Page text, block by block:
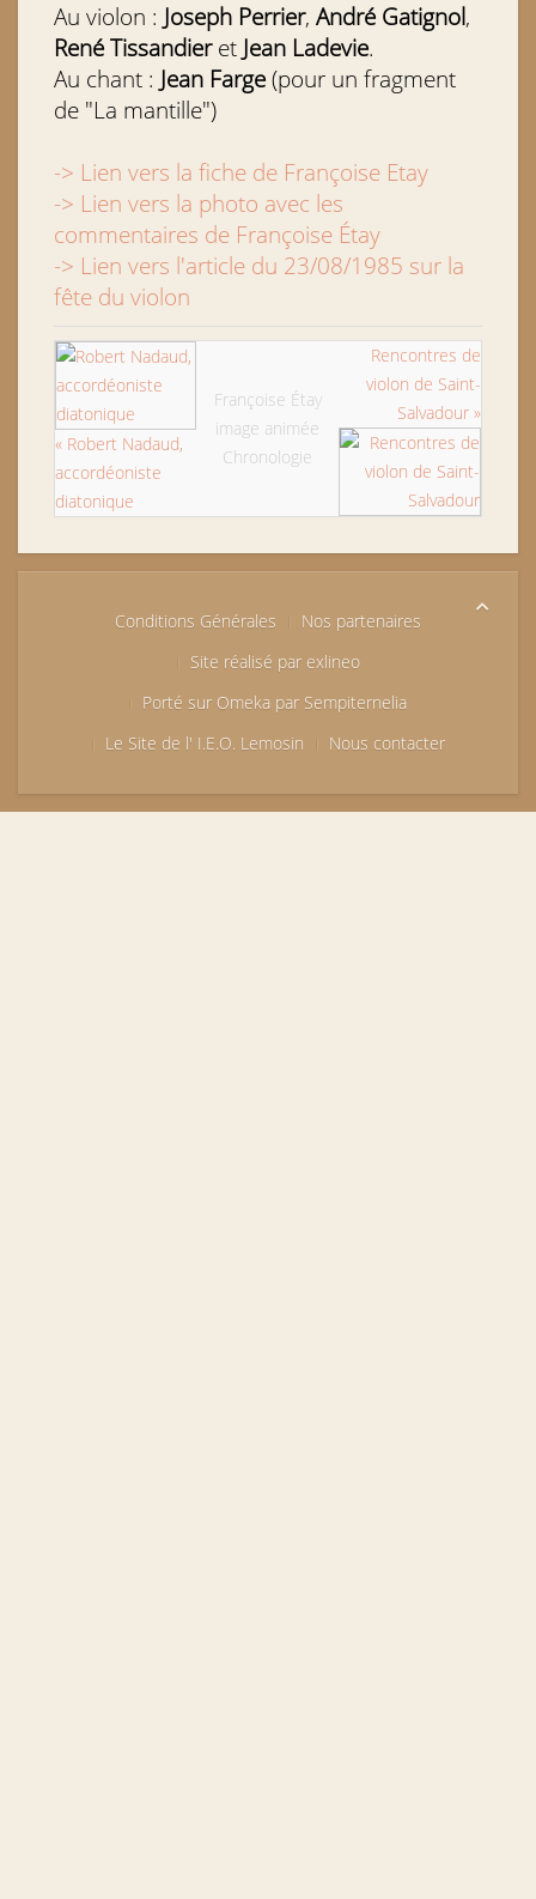
Au violon : Joseph Perrier, André Gatignol,
René Tissandier et Jean Ladevie.
Au chant : Jean Farge (pour un fragment
de "La mantille")
-> Lien vers la fiche de Françoise Etay
-> Lien vers la photo avec les
commentaires de Françoise Étay
-> Lien vers l'article du 23/08/1985 sur la
fête du violon
« Robert Nadaud,
accordéoniste
diatonique
Françoise Étay
image animée
Chronologie
Rencontres de
violon de Saint-
Salvadour »
Conditions Générales
Nos partenaires
Site réalisé par exlineo
Porté sur Omeka par Sempiternelia
Le Site de l' I.E.O. Lemosin
Nous contacter